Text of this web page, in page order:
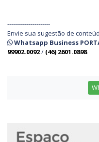
----------------------
Envie sua sugestão de
Whatsapp Business
99902.0092/ (46) 2601.0898